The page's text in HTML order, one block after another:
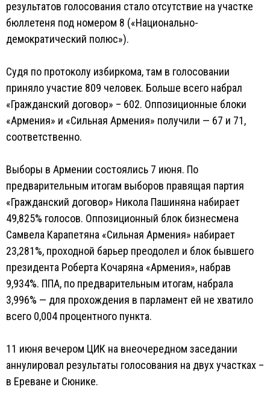
результатов голосования стало отсутствие на участке
бюллетеня под номером 8 («Национально-
демократический полюс»).
Судя по протоколу избиркома, там в голосовании
приняло участие 809 человек. Больше всего набрал
«Гражданский договор» – 602. Оппозиционные блоки
«Армения» и «Сильная Армения» получили — 67 и 71,
соответственно.
Выборы в Армении состоялись 7 июня. По
предварительным итогам выборов правящая партия
«Гражданский договор» Никола Пашиняна набирает
49,825% голосов. Оппозиционный блок бизнесмена
Самвела Карапетяна «Сильная Армения» набирает
23,281%, проходной барьер преодолел и блок бывшего
президента Роберта Кочаряна «Армения», набрав
9,934%. ППА, по предварительным итогам, набрала
3,996% — для прохождения в парламент ей не хватило
всего 0,004 процентного пункта.
11 июня вечером ЦИК на внеочередном заседании
аннулировал результаты голосования на двух участках –
в Ереване и Сюнике.